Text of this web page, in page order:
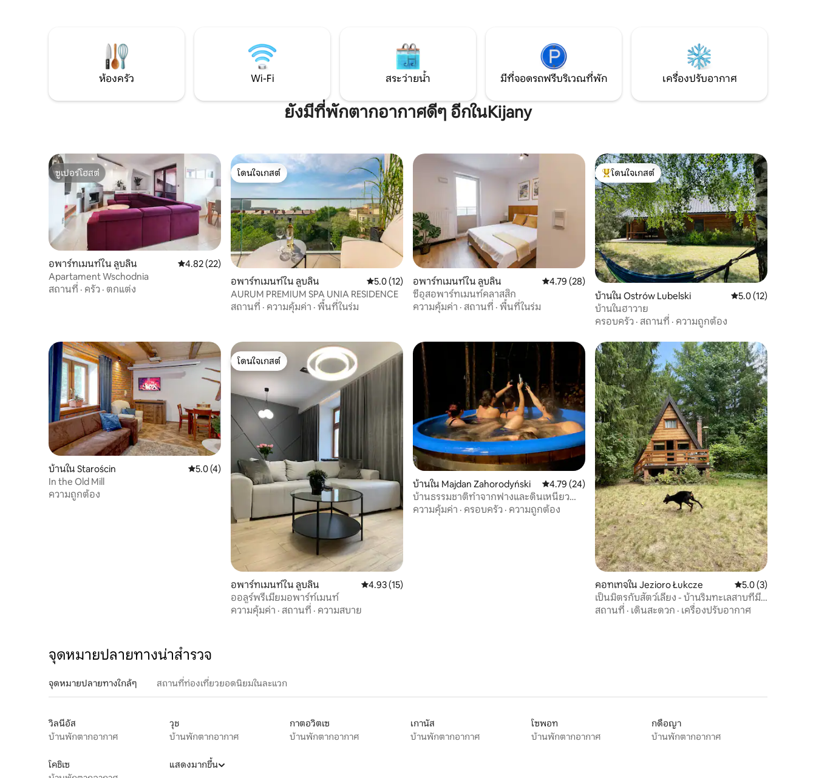
เตาไฟ และที่นั่งกลางแจ้ง
ห้องครัว Wi-Fi สระว่ายน้ำ มีที่จอดรถฟรีบริเวณที่พัก เครื่องปรับอากาศ
ยังมีที่พักตากอากาศดีๆ อีกในKijany
ซูเปอร์โฮสต์
ซูเปอร์โฮสต์
อพาร์ทเมนท์ใน ลูบลิน คะแนนเฉลี่ย 4.82 จาก 5, 22 รีวิว
4.82 (22)
Apartament Wschodnia
สถานที่ · ครัว · ตกแต่ง
โดนใจเกสต์
โดนใจเกสต์
อพาร์ทเมนท์ใน ลูบลิน คะแนนเฉลี่ย 5.0 จาก 5, 12 รีวิว
5.0 (12)
AURUM PREMIUM SPA UNIA RESIDENCE
สถานที่ · ความคุ้มค่า · พื้นที่ในร่ม
อพาร์ทเมนท์ใน ลูบลิน คะแนนเฉลี่ย 4.79 จาก 5, 28 รีวิว
4.79 (28)
ซีอุสอพาร์ทเมนท์คลาสสิก
ความคุ้มค่า · สถานที่ · พื้นที่ในร่ม
โดนใจเกสต์ที่สุด
โดนใจเกสต์
บ้านใน Ostrów Lubelski คะแนนเฉลี่ย 5.0 จาก
5.0 (12)
บ้านในฮาวาย
ครอบครัว · สถานที่ · ความถูกต้อง
บ้านใน Starościn คะแนนเฉลี่ย 5.0 จาก 5, 4 รีวิว
5.0 (4)
In the Old Mill
ความถูกต้อง
โดนใจเกสต์
โดนใจเกสต์
อพาร์ทเมนท์ใน ลูบลิน คะแนนเฉลี่ย 4.93 จาก 5, 15 รีวิว
4.93 (15)
ออลูร์พรีเมียมอพาร์ท์เมนท์
ความคุ้มค่า · สถานที่ · ความสบาย
บ้านใน Majdan Zahorodyński คะแนนเฉลี่ย 4.79 จาก 5, 24 รีวิว
4.79 (24)
บ้านธรรมชาติทำจากฟางและดินเหนียว
พร้อมหลังคาทรงโดม
ความคุ้มค่า · ครอบครัว · ความถูกต้อง
คอทเทจใน Jezioro Łukcze คะแนนเฉลี่ย 5.0 จา
5.0 (3)
เป็นมิตรกับสัตว์เลี้ยง - บ้านริมทะเลสาบที่มี
บรรยากาศดี
สถานที่ · เดินสะดวก · เครื่องปรับอากาศ
จุดหมายปลายทางน่าสำรวจ
จุดหมายปลายทางใกล้ๆ สถานที่ท่องเที่ยวยอดนิยมในละแวก
วิลนีอัส
บ้านพักตากอากาศ
วุช
บ้านพักตากอากาศ
กาตอวิตเซ
บ้านพักตากอากาศ
เกานัส
บ้านพักตากอากาศ
โซพอท
บ้านพักตากอากาศ
กดือญา
บ้านพักตากอากาศ
โคชิเซ
แสดงมากขึ้น